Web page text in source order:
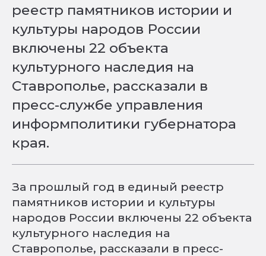
реестр памятников истории и
культуры народов России
включены 22 объекта
культурного наследия на
Ставрополье, рассказали в
пресс-службе управления
информполитики губернатора
края.
За прошлый год в единый реестр
памятников истории и культуры
народов России включены 22 объекта
культурного наследия на
Ставрополье, рассказали в пресс-